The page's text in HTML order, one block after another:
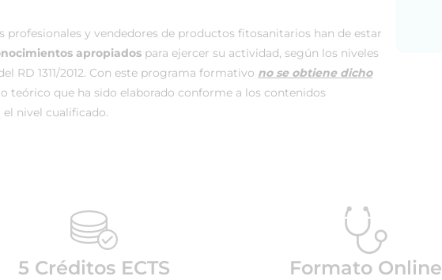
profesionales y vendedores de productos fitosanitarios han de estar
apropiados para ejercer su actividad, según los niveles
RD 1311/2012. Con este programa formativo no se obtiene dicho
teórico que ha sido elaborado conforme a los contenidos
el nivel cualificado.
5 Créditos ECTS Formato Online